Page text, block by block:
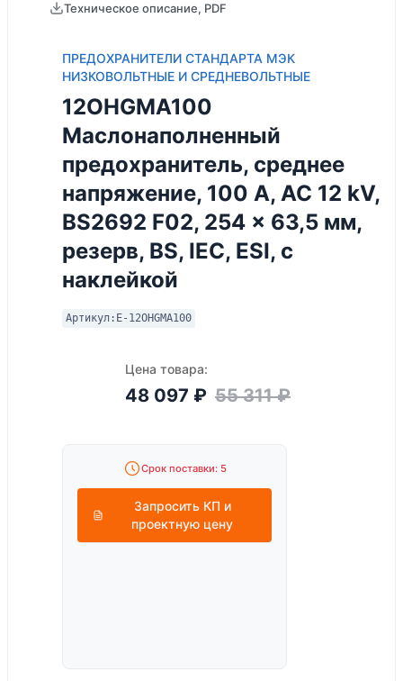
Техническое описание, PDF
ПРЕДОХРАНИТЕЛИ СТАНДАРТА МЭК
НИЗКОВОЛЬТНЫЕ И СРЕДНЕВОЛЬТНЫЕ
12OHGMA100
Маслонаполненный
предохранитель, среднее
напряжение, 100 A, AC 12 kV,
BS2692 F02, 254 x 63,5 мм,
резерв, BS, IEC, ESI, с
наклейкой
Артикул: E-12OHGMA100
Цена товара:
48 097 ₽ 55 311₽
Срок поставки: 5
Запросить КП и
проектную цену